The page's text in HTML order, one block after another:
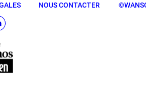
NOUS CONTACTER